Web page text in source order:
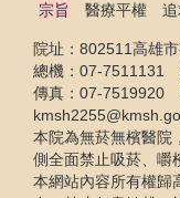
宗旨 醫療平權
院址：802511高雄
總機：07-7511131
傳真：07-7519920
本院為無菸無檳醫院
側全面禁止吸菸、嚼
本網站內容所有權歸